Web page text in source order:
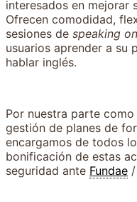
interesados en mejorar
Ofrecen comodidad,
sesiones de speaking
usuarios aprender a su
hablar inglés.
Por nuestra parte
gestión de planes de
encargamos de todos
bonificación de estas
seguridad ante Fundae